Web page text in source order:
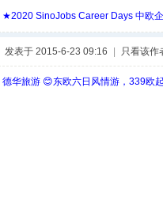
★2020 SinoJobs Career Days 中欧
发表于 2015-6-23 09:16 只看该作
德华旅游 😊东欧六日风情游，339欧